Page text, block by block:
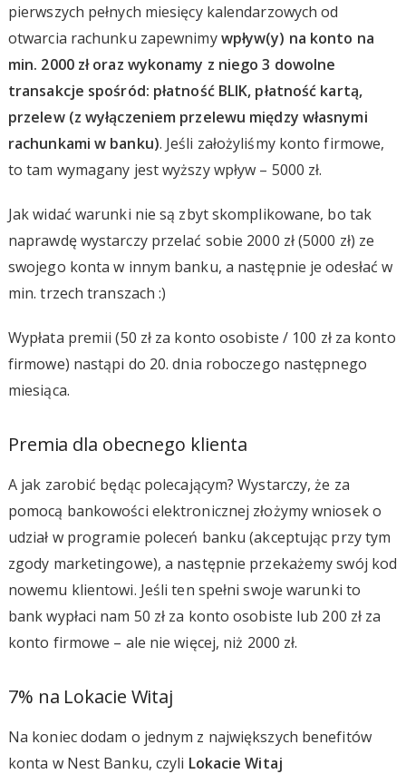
pierwszych pełnych miesięcy kalendarzowych od
otwarcia rachunku zapewnimywpływ(y) na konto na
min. 2000 zł oraz wykonamy z niego 3 dowolne
transakcje spośród: płatność BLIK, płatność kartą,
przelew (z wyłączeniem przelewu między własnymi
rachunkami w banku). Jeśli założyliśmy konto firmowe,
to tam wymagany jest wyższy wpływ – 5000 zł.
Jak widać warunki nie są zbyt skomplikowane, bo tak
naprawdę wystarczy przelać sobie 2000 zł (5000 zł) ze
swojego konta w innym banku, a następnie je odesłać w
min. trzech transzach :)
Wypłata premii (50 zł za konto osobiste / 100 zł za konto
firmowe) nastąpi do 20. dnia roboczego następnego
miesiąca.
Premia dla obecnego klienta
A jak zarobić będąc polecającym? Wystarczy, że za
pomocą bankowości elektronicznej złożymy wniosek o
udział w programie poleceń banku (akceptując przy tym
zgody marketingowe), a następnie przekażemy swój kod
nowemu klientowi. Jeśli ten spełni swoje warunki to
bank wypłaci nam 50 zł za konto osobiste lub 200 zł za
konto firmowe – ale nie więcej, niż 2000 zł.
7% na Lokacie Witaj
Na koniec dodam o jednym z największych benefitów
konta w Nest Banku, czyli Lokacie Witaj